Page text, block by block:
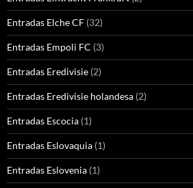
Entradas Elche CF (32)
Entradas Empoli FC (3)
Entradas Eredivisie (2)
Entradas Eredivisie holandesa (2)
Entradas Escocia (1)
Entradas Eslovaquia (1)
Entradas Eslovenia (1)